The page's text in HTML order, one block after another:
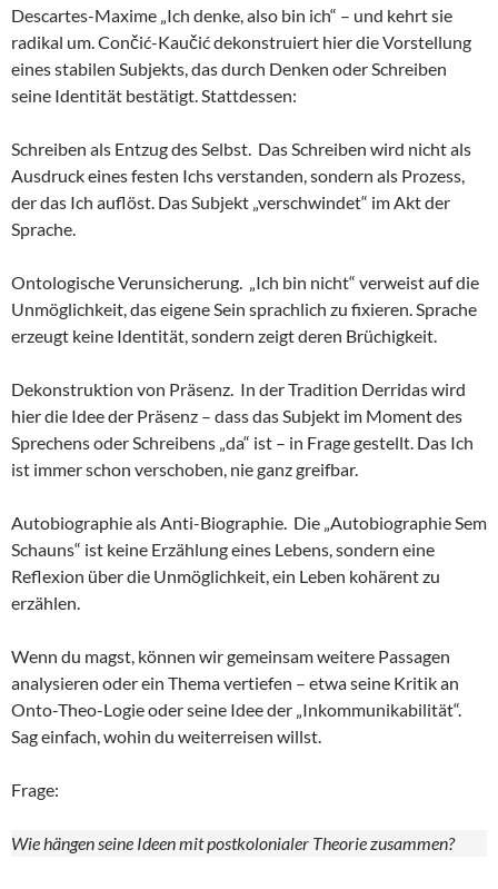
Descartes-Maxime „Ich denke, also bin ich“ – und kehrt sie
radikal um. Cončić-Kaučić dekonstruiert hier die Vorstellung
eines stabilen Subjekts, das durch Denken oder Schreiben
seine Identität bestätigt. Stattdessen:
Schreiben als Entzug des Selbst. Das Schreiben wird nicht als
Ausdruck eines festen Ichs verstanden, sondern als Prozess,
der das Ich auflöst. Das Subjekt „verschwindet“ im Akt der
Sprache.
Ontologische Verunsicherung. „Ich bin nicht“ verweist auf die
Unmöglichkeit, das eigene Sein sprachlich zu fixieren. Sprache
erzeugt keine Identität, sondern zeigt deren Brüchigkeit.
Dekonstruktion von Präsenz. In der Tradition Derridas wird
hier die Idee der Präsenz – dass das Subjekt im Moment des
Sprechens oder Schreibens „da“ ist – in Frage gestellt. Das Ich
ist immer schon verschoben, nie ganz greifbar.
Autobiographie als Anti-Biographie. Die „Autobiographie Sem
Schauns“ ist keine Erzählung eines Lebens, sondern eine
Reflexion über die Unmöglichkeit, ein Leben kohärent zu
erzählen.
Wenn du magst, können wir gemeinsam weitere Passagen
analysieren oder ein Thema vertiefen – etwa seine Kritik an
Onto-Theo-Logie oder seine Idee der „Inkommunikabilität“.
Sag einfach, wohin du weiterreisen willst.
Frage:
Wie hängen seine Ideen mit postkolonialer Theorie zusammen?